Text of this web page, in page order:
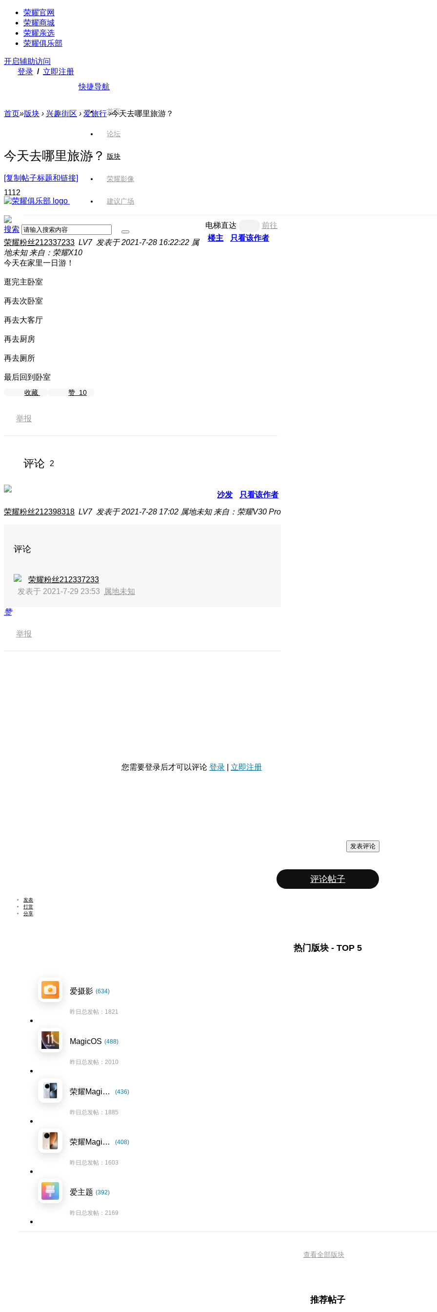
荣耀官网
荣耀商城
荣耀亲选
荣耀俱乐部
开启辅助访问
登录 / 立即注册
快捷导航
首页
论坛
版块
荣耀影像
建议广场
搜索
首页»版块 › 兴趣街区 › 爱旅行 ›今天去哪里旅游？
今天去哪里旅游？
[复制帖子标题和链接]
1112
电梯直达
前往
楼主
只看该作者
荣耀粉丝212337233 LV7 发表于 2021-7-28 16:22:22 属
地未知 来自：荣耀X10
今天在家里一日游！
逛完主卧室
再去次卧室
再去大客厅
再去厨房
再去厕所
最后回到卧室
收藏 赞 10
举报
评论 2
沙发 只看该作者
荣耀粉丝212398318 LV7 发表于 2021-7-28 17:02 属地未知 来自：荣耀V30 Pro
评论
荣耀粉丝212337233
发表于 2021-7-29 23:53
属地未知
赞
举报
您需要登录后才可以评论 登录 立即注册
发表评论
评论帖子
发表
打赏
分享
热门版块 - TOP 5
爱摄影 (634)
昨日总发帖：1821
MagicOS (488)
昨日总发帖：2010
荣耀Magic7系列 (436)
昨日总发帖：1885
荣耀Magic8系列 (408)
昨日总发帖：1603
爱主题 (392)
昨日总发帖：2169
查看全部版块
推荐帖子